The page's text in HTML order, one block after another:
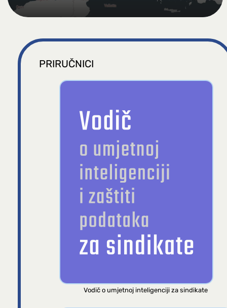
PRIRUČNICI
Vodič o umjetnoj inteligenciji za sindikate